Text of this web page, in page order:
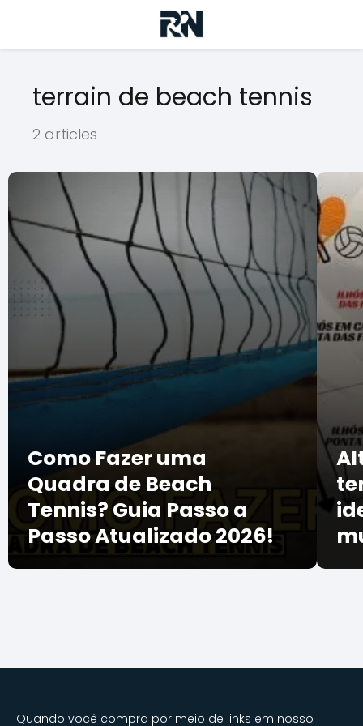
terrain de beach tennis
2 articles
Como Fazer uma
Quadra de Beach
Tennis? Guia Passo a
Passo Atualizado 2026!
Quando você compra por meio de links em nosso